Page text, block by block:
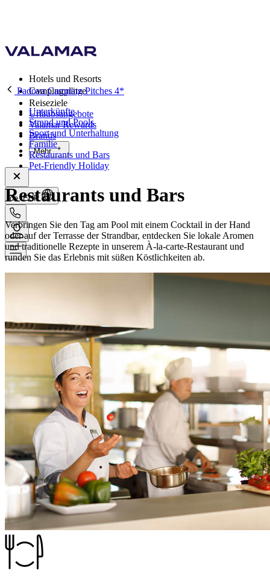
Hotels und Resorts
Campingplätze
Reiseziele
Urlaubsangebote
Valamar Rewards
Brands
Mehr
de, EUR
Padova Camping Pitches 4*
Unterkünfte
Strand und Pools
Sport und Unterhaltung
Familie
Restaurants und Bars
Pet-Friendly Holiday
Restaurants und Bars
Verbringen Sie den Tag am Pool mit einem Cocktail in der Hand
oder auf der Terrasse der Strandbar, entdecken Sie lokale Aromen
und traditionelle Rezepte in unserem À-la-carte-Restaurant und
runden Sie das Erlebnis mit süßen Köstlichkeiten ab.